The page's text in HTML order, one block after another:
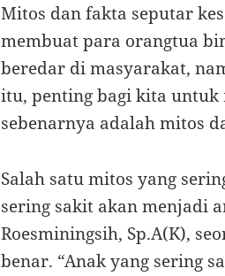
Mitos dan fakta seputar
membuat para orangtua
beredar di masyarakat,
itu, penting bagi kita untuk
sebenarnya adalah mitos
Salah satu mitos yang
sering sakit akan menjadi
Roesminingsih, Sp.A(K),
benar. “Anak yang sering